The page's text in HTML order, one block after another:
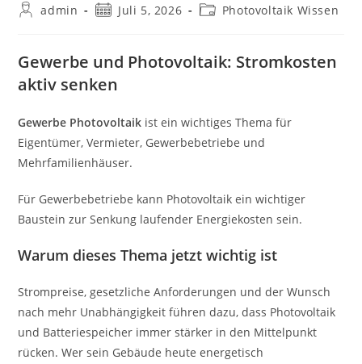
Beitrags-
admin
BeitragJuli 5, 2026
Beitrags-
Photovoltaik Wissen
Gewerbe und Photovoltaik: Stromkosten
aktiv senken
Gewerbe Photovoltaik ist ein wichtiges Thema für
Eigentümer, Vermieter, Gewerbebetriebe und
Mehrfamilienhäuser.
Für Gewerbebetriebe kann Photovoltaik ein wichtiger
Baustein zur Senkung laufender Energiekosten sein.
Warum dieses Thema jetzt wichtig ist
Strompreise, gesetzliche Anforderungen und der Wunsch
nach mehr Unabhängigkeit führen dazu, dass Photovoltaik
und Batteriespeicher immer stärker in den Mittelpunkt
rücken. Wer sein Gebäude heute energetisch